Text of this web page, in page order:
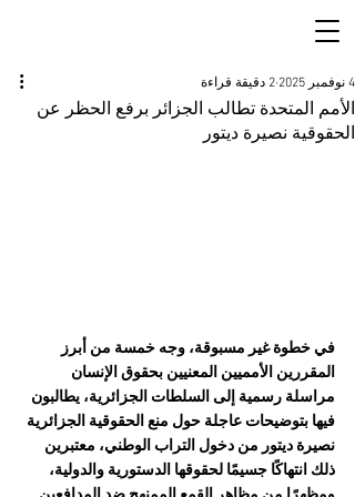
الأمم المتحدة تطالب الجزائر برفع الحظر عن
الحقوقية نصيرة ديتور
4 نوفمبر 2025 2 دقيقة قراءة
في خطوة غير مسبوقة، وجه خمسة من أبرز
المقررين الأمميين المعنيين بحقوق الإنسان
مراسلة رسمية إلى السلطات الجزائرية، يطالبون
فيها بتوضيحات عاجلة حول منع الحقوقية الجزائرية
نصيرة ديتور من دخول التراب الوطني، معتبرين
ذلك انتهاكًا جسيمًا لحقوقها الدستورية والدولية،